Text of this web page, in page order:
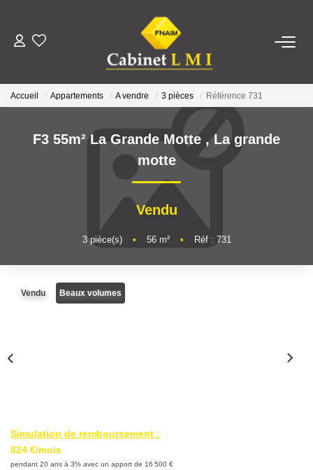
ACHETER
LOUER
ESTIMER
FAIRE GÉRER
NOTRE AGENCE
CONTACT
Accueil Appartements A vendre 3 pièces Référence 731
F3 55m² La Grande Motte ,La grande
motte
Vendu
3pièce(s) • 56m² • Réf : 731
Vendu Beaux volumes
Simulation de remboursement :
824 €/mois
pendant 20 ans à 3% avec un apport de 16 500 €